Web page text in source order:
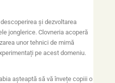
și dezvoltarea
jonglerice. Clovneria acoperă
unor tehnici de mimă
pe acest domeniu.
așteaptă să vă învețe copiii o